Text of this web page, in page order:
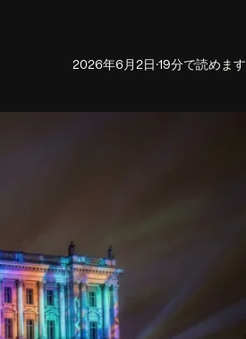
2026年6月2日 ·19分で読めます